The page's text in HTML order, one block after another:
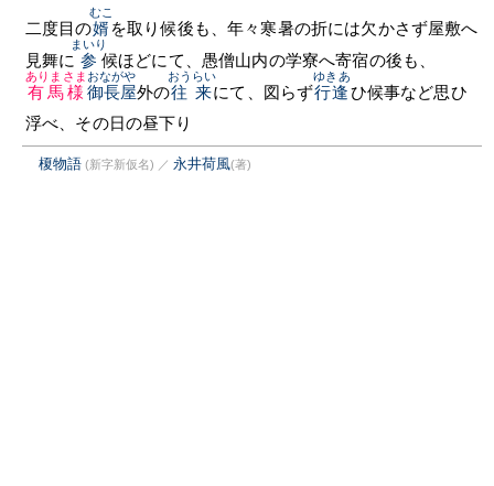
二度目の婿
むこ
を取り候後も、年々寒暑の折には欠かさず屋敷へ
見舞に 参
まいり
候ほどにて、愚僧山内の学寮へ寄宿の後も、
有馬様
ありまさま
御長屋
おながや
外の往来
おうらい
にて、図らず行逢
ゆきあ
ひ候事など思ひ
浮べ、その日の昼下り
榎物語 (新字新仮名) ／ 永井荷風(著)